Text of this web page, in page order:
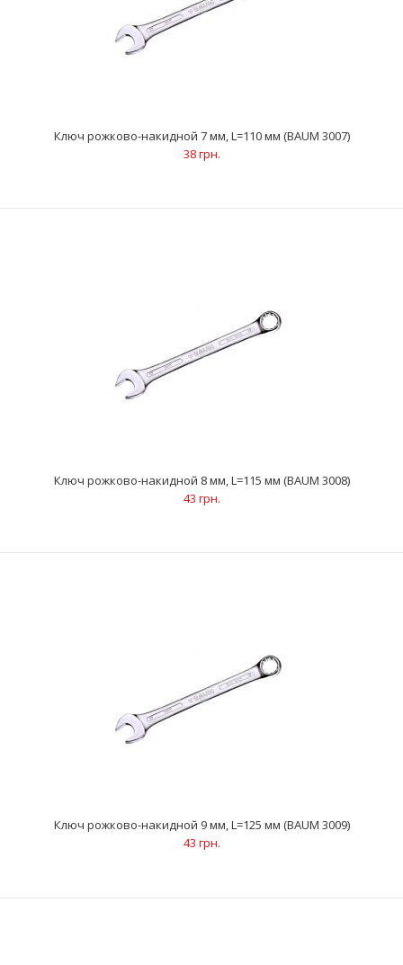
Ключ рожково-накидной 7 мм, L=110 мм (BAUM 3007)
Ключ рожково-накидной 7 мм, L=110 мм (BAUM 3007)
38 грн.
Ключ рожково-накидной 8 мм, L=115 мм (BAUM 3008)
43 грн.
Ключ рожково-накидной 9 мм, L=125 мм (BAUM 3009)
43 грн.